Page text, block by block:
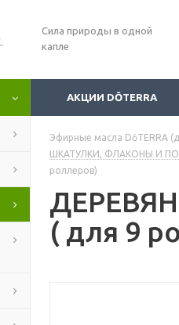
Сила природы в одной
капле
АКЦИИ DŌTERRA
Эфирные масла DōTERRA
ШКАТУЛКИ, ФЛАКОНЫ И
роллеров)
( для 9